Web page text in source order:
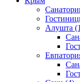
Алушта